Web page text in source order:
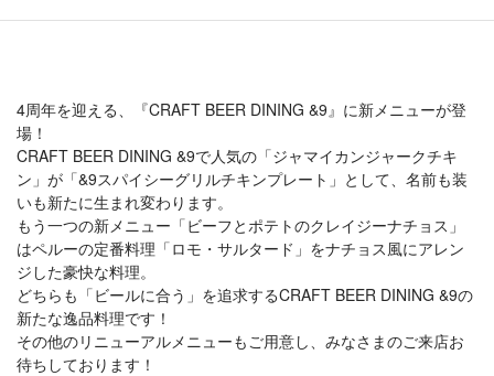
4周年を迎える、『CRAFT BEER DINING &9』に新メニューが登
場！
CRAFT BEER DINING &9で人気の「ジャマイカンジャークチキ
ン」が「&9スパイシーグリルチキンプレート」として、名前も装
いも新たに生まれ変わります。
もう一つの新メニュー「ビーフとポテトのクレイジーナチョス」
はペルーの定番料理「ロモ・サルタード」をナチョス風にアレン
ジした豪快な料理。
どちらも「ビールに合う」を追求するCRAFT BEER DINING &9の
新たな逸品料理です！
その他のリニューアルメニューもご用意し、みなさまのご来店お
待ちしております！